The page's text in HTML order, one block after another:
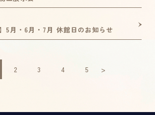
5月・6月・7月 休館日のお知らせ
2 3 4 5 >